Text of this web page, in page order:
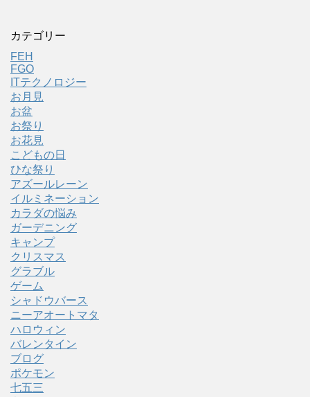
カテゴリー
FEH
FGO
ITテクノロジー
お月見
お盆
お祭り
お花見
こどもの日
ひな祭り
アズールレーン
イルミネーション
カラダの悩み
ガーデニング
キャンプ
クリスマス
グラブル
ゲーム
シャドウバース
ニーアオートマタ
ハロウィン
バレンタイン
ブログ
ポケモン
七五三